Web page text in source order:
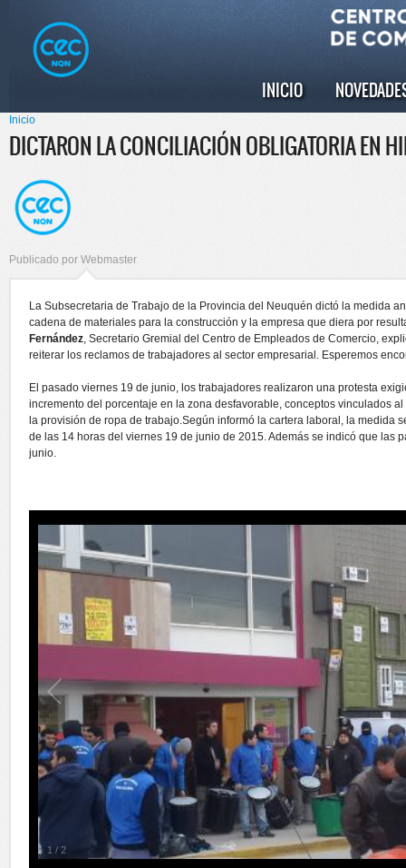
principal
Menú principal
INICIO
Se encuentra usted aquí
Inicio
DICTARON LA CONCILIACIÓN OBLIGATORIA EN
Publicado por Webmaster
La Subsecretaria de Trabajo de la Provincia del Neuquén dictó la medida
cadena de materiales para la construcción y la empresa que diera por
Fernández, Secretario Gremial del Centro de Empleados de Comercio,
reiterar los reclamos de trabajadores al sector empresarial. Esperemos
El pasado viernes 19 de junio, los trabajadores realizaron una protesta
incremento del porcentaje en la zona desfavorable, conceptos vinculados
la provisión de ropa de trabajo.Según informó la cartera laboral, la medida
de las 14 horas del viernes 19 de junio de 2015. Además se indicó que las
junio.
1 / 2